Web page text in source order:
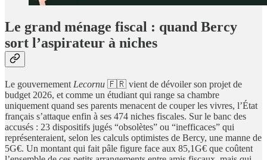
Le grand ménage fiscal : quand Bercy
sort l’aspirateur à niches
Le gouvernement Lecornu 🇫🇷 vient de dévoiler son projet de
budget 2026, et comme un étudiant qui range sa chambre
uniquement quand ses parents menacent de couper les vivres, l’État
français s’attaque enfin à ses 474 niches fiscales. Sur le banc des
accusés : 23 dispositifs jugés “obsolètes” ou “inefficaces” qui
représenteraient, selon les calculs optimistes de Bercy, une manne de
5G€. Un montant qui fait pâle figure face aux 85,1G€ que coûtent